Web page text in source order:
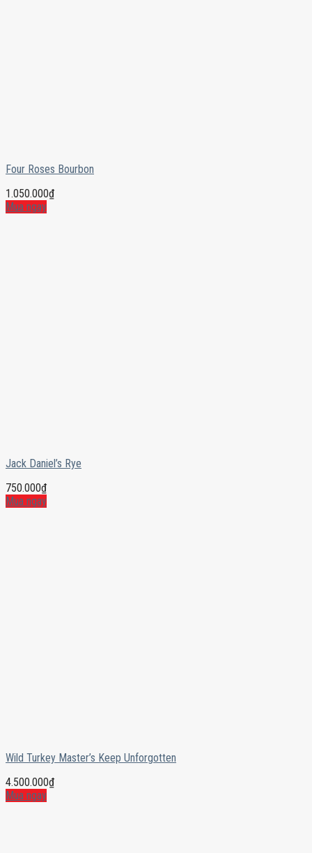
Four Roses Bourbon
1.050.000₫
Mua ngay
Jack Daniel’s Rye
750.000₫
Mua ngay
Wild Turkey Master’s Keep Unforgotten
4.500.000₫
Mua ngay